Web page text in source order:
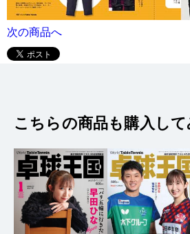
次の商品へ
こちらの商品も購入し